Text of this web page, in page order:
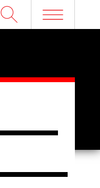
W m